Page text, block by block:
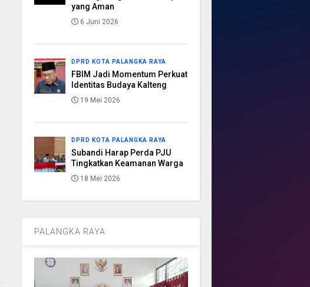
yang Aman
6 Juni 2026
DPRD KOTA PALANGKA RAYA
FBIM Jadi Momentum Perkuat
Identitas Budaya Kalteng
19 Mei 2026
DPRD KOTA PALANGKA RAYA
Subandi Harap Perda PJU
Tingkatkan Keamanan Warga
18 Mei 2026
PALANGKA RAYA